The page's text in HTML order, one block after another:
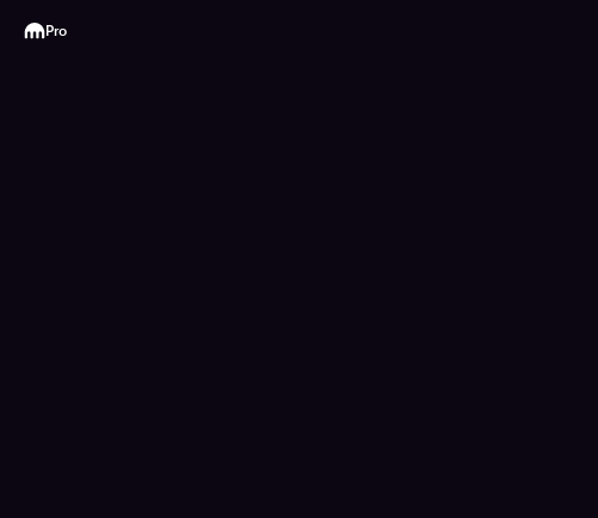
Kraken
Pro